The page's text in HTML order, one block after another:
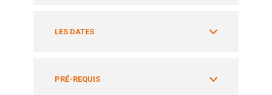
LES DATES
PRÉ-REQUIS